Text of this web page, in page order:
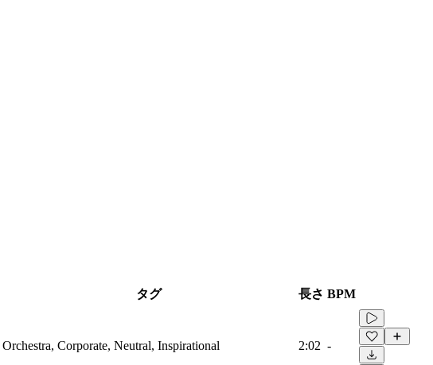
タグ 長さ BPM
Orchestra, Corporate, Neutral, Inspirational 2:02 -